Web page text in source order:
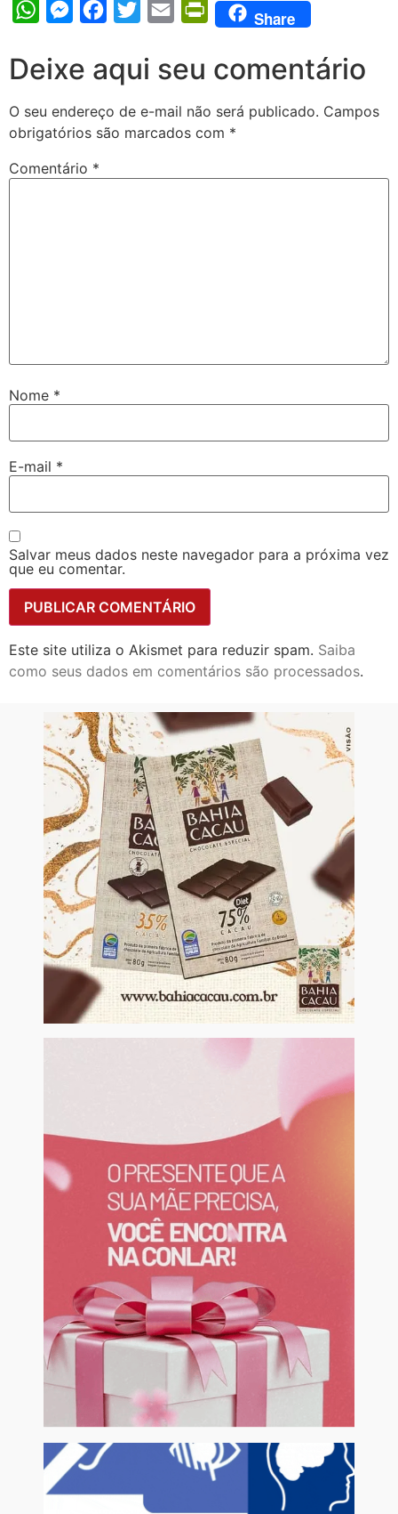
WhatsAppMessengerFacebook
Twitter Email PrintFriendly
Share
Deixe aqui seu comentário
O seu endereço de e-mail não será publicado. Campos
obrigatórios são marcados com *
Comentário *
Nome *
E-mail *
Salvar meus dados neste navegador para a próxima vez
que eu comentar.
Este site utiliza o Akismet para reduzir spam. Saiba
como seus dados em comentários são processados.